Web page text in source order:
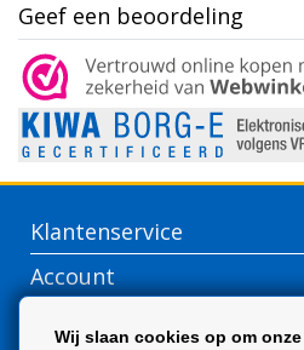
Geef een beoordeling
Klantenservice
Account
Wij slaan cookies op om